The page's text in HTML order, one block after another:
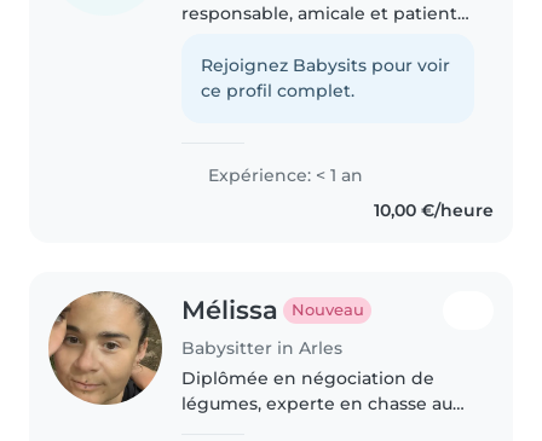
responsable, amicale et patiente
J'adore dessiner, lire et jouer
avec eux. Je m'occupe aussi de la
Rejoignez Babysits pour voir
ce profil complet.
Expérience: < 1 an
10,00 €/heure
Mélissa Nouveau
Babysitter in Arles
Diplômée en négociation de
légumes, experte en chasse aux